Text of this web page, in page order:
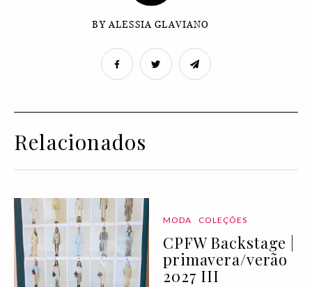
BY ALESSIA GLAVIANO
Relacionados
MODA COLEÇÕES
CPFW Backstage |
primavera/verão
2027 III